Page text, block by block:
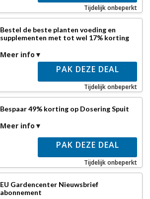
Tijdelijk onbeperkt
Bestel de beste planten voeding en
supplementen met tot wel 17% korting
Meer info
PAK DEZE DEAL
Tijdelijk onbeperkt
Bespaar 49% korting op Dosering Spuit
Meer info
PAK DEZE DEAL
Tijdelijk onbeperkt
EU Gardencenter Nieuwsbrief
abonnement